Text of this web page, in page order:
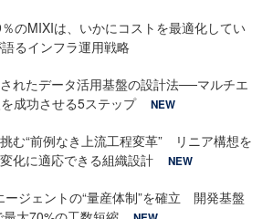
のMIXIは、いかにコストを最適化してい
るインフラ運用戦略
れたデータ活用基盤の設計法──マルチエ
成功させる5ステップ
NEW
む“前例なき上流工程変革” リニア構想を
化に適応できる組織設計
NEW
ージェントの“量産体制”を確立 開発基盤